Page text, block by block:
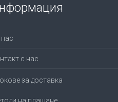
с нас
за доставка